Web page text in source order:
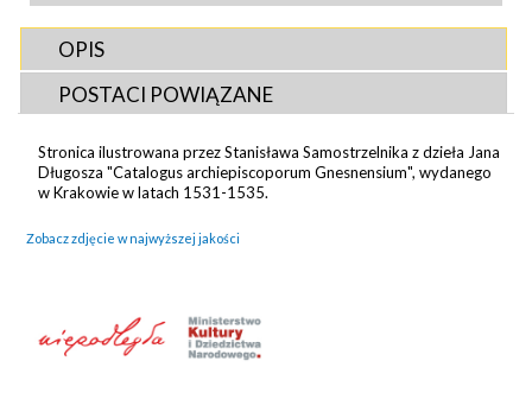
OPIS
POSTACI POWIĄZANE
Stronica ilustrowana przez Stanisława Samostrzelnika z dzieła Jana
Długosza "Catalogus archiepiscoporum Gnesnensium", wydanego
w Krakowie w latach 1531-1535.
Zobacz zdjęcie w najwyższej jakości